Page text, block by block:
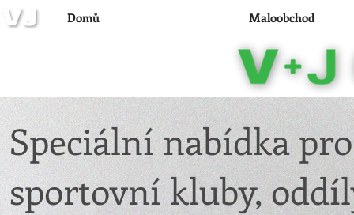
Domů Maloobchod
Speciální nabídka pro
sportovní kluby,